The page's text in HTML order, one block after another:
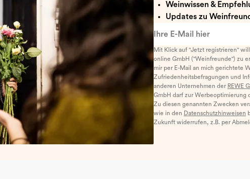
Weinwissen &
Updates zu
Mit Klick auf "Jetzt registrieren"
online GmbH ("Weinfreunde") zu
mir per E-Mail an mich gerichtete
Zufriedenheitsbefragungen und
anderen Unternehmen der REWE
GmbH darf zur Werbeoptimierung
Zu diesen genannten Zwecken
wie in den Datenschutzhinweisen
Zukunft widerrufen, z.B. per